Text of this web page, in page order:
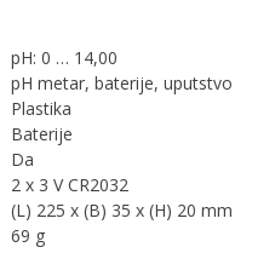
pH: 0 … 14,00
pH metar, baterije, uputstvo
Plastika
Baterije
Da
2 x 3 V CR2032
(L) 225 x (B) 35 x (H) 20 mm
69 g